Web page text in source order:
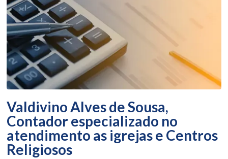
Valdivino Alves de Sousa,
Contador especializado no
atendimento as igrejas e Centros
Religiosos